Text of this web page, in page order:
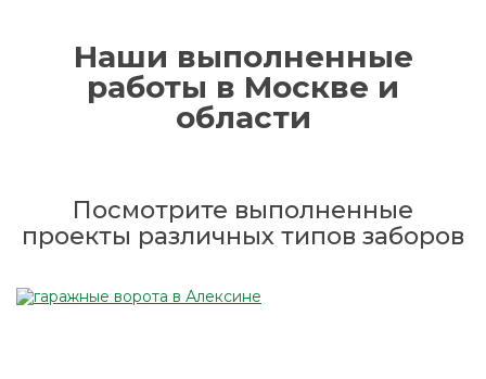
Наши выполненные
работы в Москве и
области
Посмотрите выполненные
проекты различных типов заборов